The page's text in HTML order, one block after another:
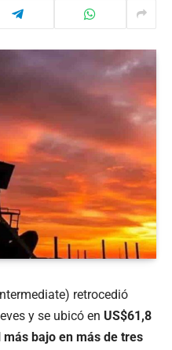
retrocedió
y se ubicó en US$61,8
más bajo en más de tres